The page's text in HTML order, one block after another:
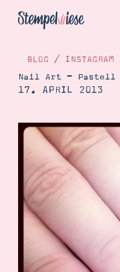
Katalog
Bestellen
Kontakt
Angebote
BLOG / INSTAGRAM
Nail Art – Pastell
17. APRIL 2013